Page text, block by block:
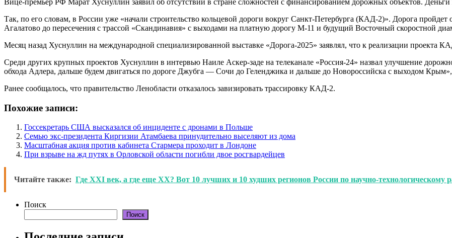
Так, по его словам, в России уже «начали строительство кольцевой дороги вокруг Санкт-Петербурга (КАД-2)». Дорога
Агалатово до пересечения с трассой «Скандинавия» с выходами на платную дорогу М-11 и будущий Восточный скоростной
Месяц назад Хуснуллин на международной специализированной выставке «Дорога-2025» заявлял, что к реализации проекта
Среди других крупных проектов Хуснуллин в интервью Наиле Аскер-заде на телеканале «Россия-24» назвал улучшение
обхода Адлера, дальше будем двигаться по дороге Джубга — Сочи до Геленджика и дальше до Новороссийска с выходом
Ранее сообщалось, что правительство Ленобласти отказалось завизировать трассировку КАД-2.
Похожие записи:
Госсекретарь США высказался об инциденте с дронами в Польше
Семью экс-президента Киргизии Атамбаева принудительно выселяют из дома
Масштабная акция против кабинета Стармера проходит в Лондоне
При взрыве на жд путях в Орловской области погибли двое росгвардейцев
Читайте также: Где XXI век, а где еще XX? Вот 10 лучших и 10 худших регионов России по научно-технологическому
Поиск
Поиск